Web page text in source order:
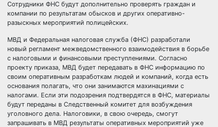
Сотрудники ФНС будут дополнительно проверять граждан и
компании по результатам обысков и других оперативно-
разыскных мероприятий полицейских.
МВД и Федеральная налоговая служба (ФНС) разработали
новый регламент межведомственного взаимодействия в борьбе
с налоговыми и финансовыми преступлениями. Согласно
проекту приказа, МВД будет передавать в ФНС информацию по
своим оперативным разработкам людей и компаний, когда есть
основания полагать, что они занимаются махинациями с
налогами. Если эти подозрения подтвердятся в ФНС, материалы
будут переданы в Следственный комитет для возбуждения
уголовного дела. Налоговики, в свою очередь, смогут
запрашивать в МВД результаты оперативных мероприятий уже